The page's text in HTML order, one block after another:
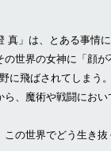
真」は、とある事情
世界の女神に「顔
に飛ばされてしまう。
ら、魔術や戦闘にお
この世界でどう生き